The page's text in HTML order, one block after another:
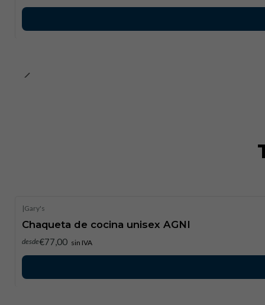
|Gary's
Chaqueta de cocina unisex AGNI
desde€77,00 sin IVA